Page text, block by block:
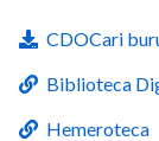
CDOCari
Biblioteca
Hemeroteca